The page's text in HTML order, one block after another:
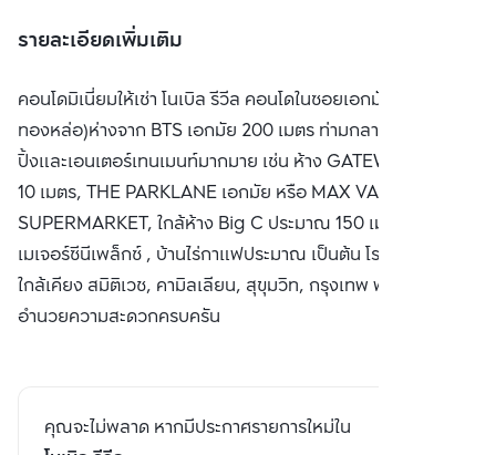
รายละเอียดเพิ่มเติม
คอนโดมิเนี่ยมให้เช่า โนเบิล รีวีล คอนโดในซอยเอกมัย (เอกมัย-
ทองหล่อ)ห่างจาก BTS เอกมัย 200 เมตร ท่ามกลางแหล่งช้อป
ปิ้งและเอนเตอร์เทนเมนท์มากมาย เช่น ห้าง GATEWAY ประมาณ
10 เมตร, THE PARKLANE เอกมัย หรือ MAX VALUE
SUPERMARKET, ใกล้ห้าง Big C ประมาณ 150 เมตร, ใกล้ห้าง
เมเจอร์ซีนีเพล็กซ์ , บ้านไร่กาแฟประมาณ เป็นต้น โรงพยาบาล
ใกล้เคียง สมิติเวช, คามิลเลียน, สุขุมวิท, กรุงเทพ พร้อมสิ่ง
อำนวยความสะดวกครบครัน
คุณจะไม่พลาด หากมีประกาศรายการใหม่ใน